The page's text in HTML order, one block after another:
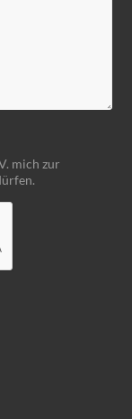
mich zur